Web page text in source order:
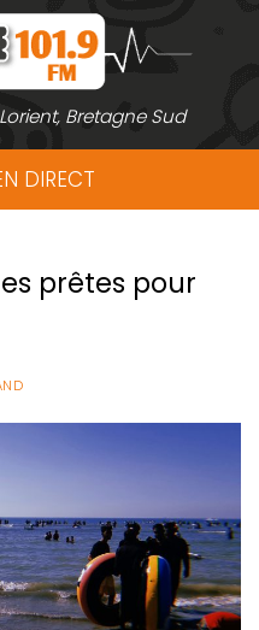
Bretagne Sud
DIRECT
prêtes pour